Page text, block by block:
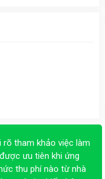
rõ tham khảo việc làm
ưu tiên khi ứng
thu phí nào từ nhà